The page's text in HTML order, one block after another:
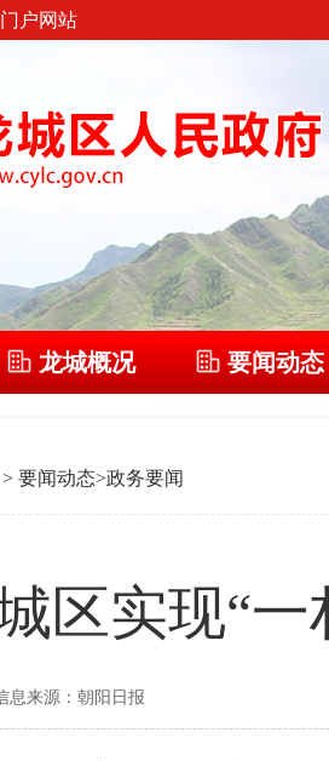
户网站
龙城概况 要闻动态
> 要闻动态>政务要闻
区实现“
息来源：朝阳日报